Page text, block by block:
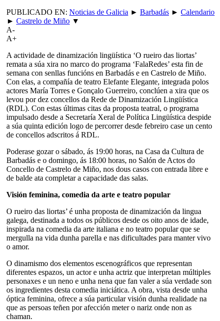
PUBLICADO EN: Noticias de Galicia ► Barbadás ► Calendario
► Castrelo de Miño ▼
A-
A+
A actividade de dinamización lingüística ‘O rueiro das liortas’
remata a súa xira no marco do programa ‘FalaRedes’ esta fin de
semana con senllas funcións en Barbadás e en Castrelo de Miño.
Con elas, a compañía de teatro Elefante Elegante, integrada polos
actores María Torres e Gonçalo Guerreiro, conclúen a xira que os
levou por dez concellos da Rede de Dinamización Lingüística
(RDL). Con estas últimas citas da proposta teatral, o programa
impulsado desde a Secretaría Xeral de Política Lingüística despide
a súa quinta edición logo de percorrer desde febreiro case un cento
de concellos adscritos á RDL.
Poderase gozar o sábado, ás 19:00 horas, na Casa da Cultura de
Barbadás e o domingo, ás 18:00 horas, no Salón de Actos do
Concello de Castrelo de Miño, nos dous casos con entrada libre e
de balde ata completar a capacidade das salas.
Visión feminina, comedia da arte e teatro popular
O rueiro das liortas’ é unha proposta de dinamización da lingua
galega, destinada a todos os públicos desde os oito anos de idade,
inspirada na comedia da arte italiana e no teatro popular que se
mergulla na vida dunha parella e nas dificultades para manter vivo
o amor.
O dinamismo dos elementos escenográficos que representan
diferentes espazos, un actor e unha actriz que interpretan múltiples
personaxes e un neno e unha nena que fan valer a súa verdade son
os ingredientes desta comedia iniciática. A obra, vista desde unha
óptica feminina, ofrece a súa particular visión dunha realidade na
que as persoas teñen por afección meter o nariz onde non as
chaman.